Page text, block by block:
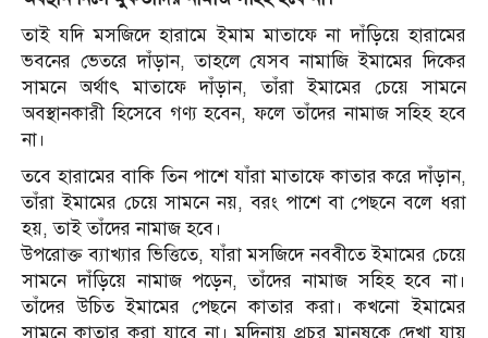
তাই যদি মসজিদে হারামে ইমাম মাতাফে না দাঁড়িয়ে হারামের
ভবনের ভেতরে দাঁড়ান, তাহলে যেসব নামাজি ইমামের দিকের
সামনে অর্থাৎ মাতাফে দাঁড়ান, তাঁরা ইমামের চেয়ে সামনে
অবস্থানকারী হিসেবে গণ্য হবেন, ফলে তাঁদের নামাজ সহিহ হবে
না।
তবে হারামের বাকি তিন পাশে যাঁরা মাতাফে কাতার করে দাঁড়ান,
তাঁরা ইমামের চেয়ে সামনে নয়, বরং পাশে বা পেছনে বলে ধরা
হয়, তাই তাঁদের নামাজ হবে।
উপরোক্ত ব্যাখ্যার ভিত্তিতে, যাঁরা মসজিদে নববীতে ইমামের চেয়ে
সামনে দাঁড়িয়ে নামাজ পড়েন, তাঁদের নামাজ সহিহ হবে না।
তাঁদের উচিত ইমামের পেছনে কাতার করা। কখনো ইমামের
সামনে কাতার করা যাবে না। মদিনায় প্রচুর মানুষকে দেখা যায়